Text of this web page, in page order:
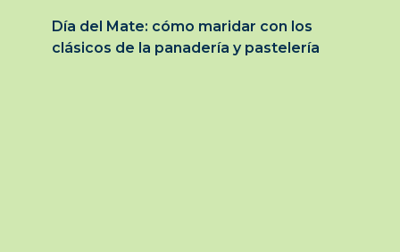
Día del Mate: cómo maridar con los
clásicos de la panadería y pastelería